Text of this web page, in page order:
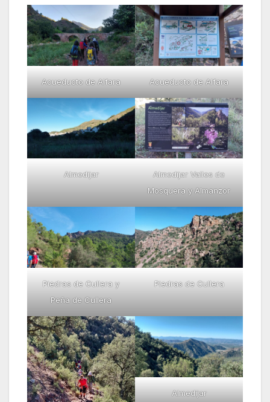
Acueducto de Alfara Acueducto de Alfara
Almedijar
Almedijar Valles de
Mosquera y Almanzor
Piedras de Cullera y
Peña de Cullera
Piedras de Cullera
Almedijar